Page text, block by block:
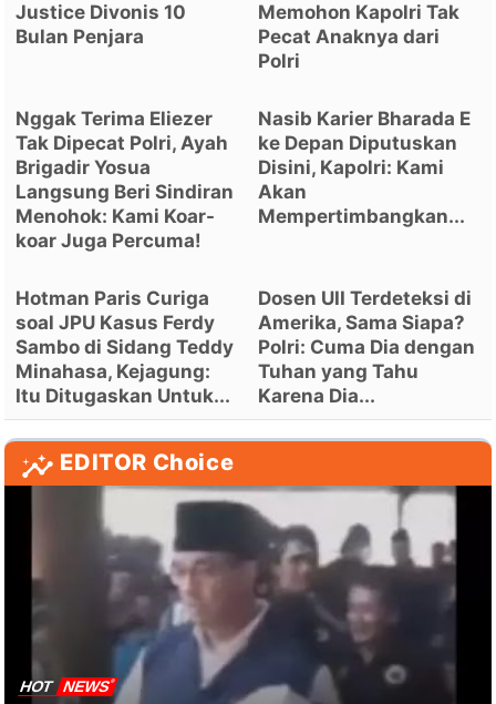
Justice Divonis 10
Bulan Penjara
Memohon Kapolri Tak
Pecat Anaknya dari
Polri
Nggak Terima Eliezer
Tak Dipecat Polri, Ayah
Brigadir Yosua
Langsung Beri Sindiran
Menohok: Kami Koar-
koar Juga Percuma!
Nasib Karier Bharada E
ke Depan Diputuskan
Disini, Kapolri: Kami
Akan
Mempertimbangkan...
Hotman Paris Curiga
soal JPU Kasus Ferdy
Sambo di Sidang Teddy
Minahasa, Kejagung:
Itu Ditugaskan Untuk...
Dosen UII Terdeteksi di
Amerika, Sama Siapa?
Polri: Cuma Dia dengan
Tuhan yang Tahu
Karena Dia...
EDITOR Choice
HOT NEWS